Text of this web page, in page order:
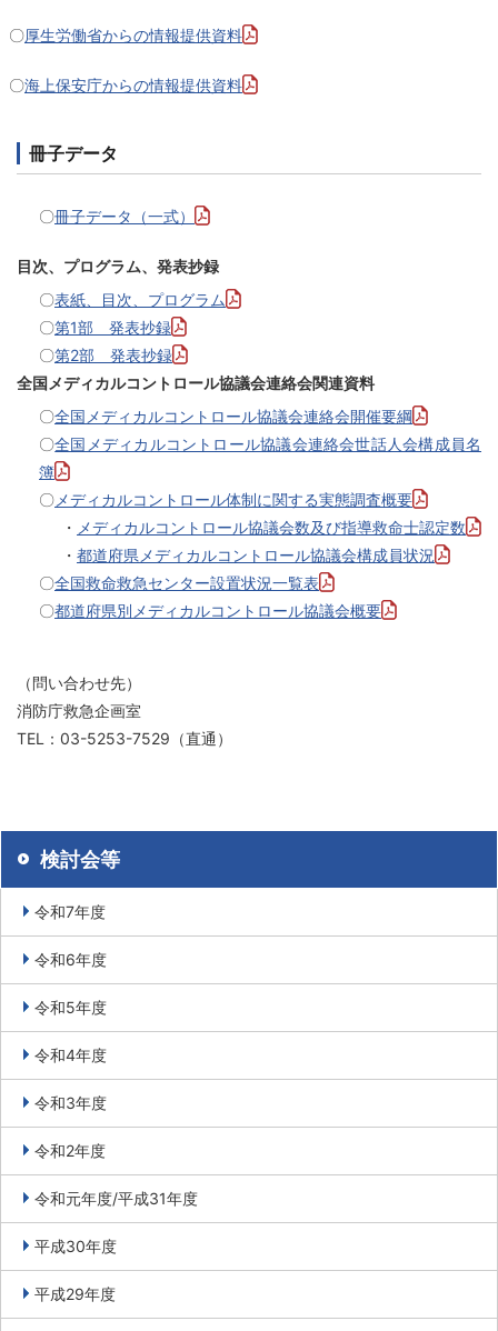
〇厚生労働省からの情報提供資料
〇海上保安庁からの情報提供資料
冊子データ
〇冊子データ（一式）
目次、プログラム、発表抄録
〇表紙、目次、プログラム
〇第1部 発表抄録
〇第2部 発表抄録
全国メディカルコントロール協議会連絡会関連資料
〇全国メディカルコントロール協議会連絡会開催要綱
〇全国メディカルコントロール協議会連絡会世話人会構成員名
簿
〇 メディカルコントロール体制に関する実態調査概要
・ メディカルコントロール協議会数及び指導救命士認定数
・ 都道府県メディカルコントロール協議会構成員状況
〇全国救命救急センター設置状況一覧表
〇都道府県別メディカルコントロール協議会概要
（問い合わせ先）
消防庁救急企画室
TEL：03-5253-7529（直通）
検討会等
令和7年度
令和6年度
令和5年度
令和4年度
令和3年度
令和2年度
令和元年度/平成31年度
平成30年度
平成29年度